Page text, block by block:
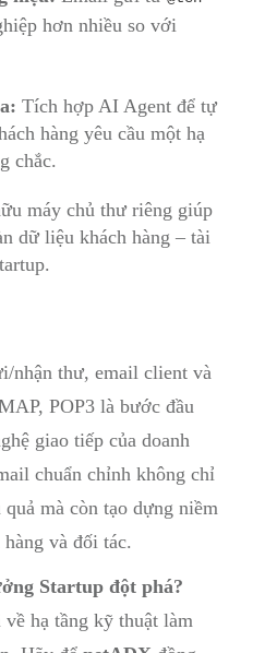
hơn nhiều so với
Tích hợp AI Agent để tự
hàng yêu cầu một hạ
chắc.
máy chủ thư riêng giúp
dữ liệu khách hàng – tài
nhận thư, email client và
POP3 là bước đầu
giao tiếp của doanh
chuẩn chỉnh không chỉ
mà còn tạo dựng niềm
và đối tác.
Startup đột phá?
hạ tầng kỹ thuật làm